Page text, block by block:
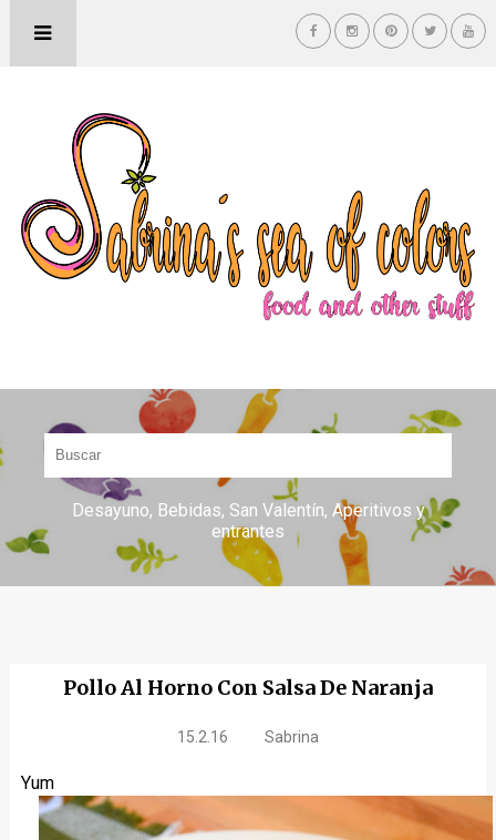
Desayuno Bebidas San Valentín Aperitivos y
entrantes
Pollo Al Horno Con Salsa De Naranja
15.2.16 Sabrina
Yum